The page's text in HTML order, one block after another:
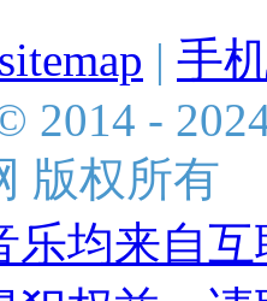
sitemap | 手
2014 -
版权所有
乐均来自